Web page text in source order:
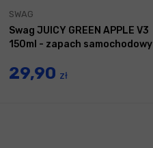
SWAG
Swag JUICY GREEN APPLE V3
150ml - zapach samochodowy
29,90 zł